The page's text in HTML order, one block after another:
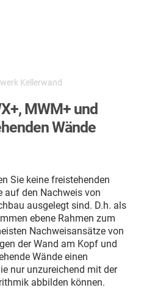
Kellerwand
MWM+ und
Wände
Sie keine freistehenden
auf den Nachweis von
ausgelegt sind. D.h. als
ebene Rahmen zum
Nachweisansätze von
der Wand am Kopf und
Wände einen
nur unzureichend mit der
abbilden können.